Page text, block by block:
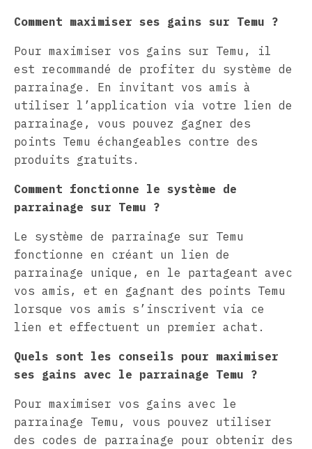
Comment maximiser ses gains sur Temu ?
Pour maximiser vos gains sur Temu, il
est recommandé de profiter du système de
parrainage. En invitant vos amis à
utiliser l’application via votre lien de
parrainage, vous pouvez gagner des
points Temu échangeables contre des
produits gratuits.
Comment fonctionne le système de
parrainage sur Temu ?
Le système de parrainage sur Temu
fonctionne en créant un lien de
parrainage unique, en le partageant avec
vos amis, et en gagnant des points Temu
lorsque vos amis s’inscrivent via ce
lien et effectuent un premier achat.
Quels sont les conseils pour maximiser
ses gains avec le parrainage Temu ?
Pour maximiser vos gains avec le
parrainage Temu, vous pouvez utiliser
des codes de parrainage pour obtenir des